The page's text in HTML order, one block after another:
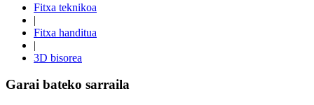
Fitxa teknikoa
|
Fitxa handitua
|
3D bisorea
Garai bateko sarraila